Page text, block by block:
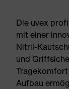
Die uvex
mit einer
Nitril-
und
Aufbau